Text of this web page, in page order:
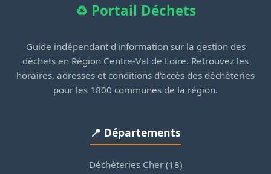
♻️ Portail Déchets
Guide indépendant d'information sur la gestion des
déchets en Région Centre-Val de Loire. Retrouvez les
horaires, adresses et conditions d'accès des déchèteries
pour les 1800 communes de la région.
📍 Départements
Déchèteries Cher (18)